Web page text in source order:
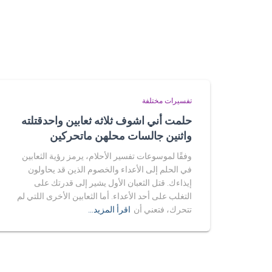
تفسيرات مختلفة
حلمت أني اشوف ثلاثه ثعابين واحدقتلته
واثنين جالسات محلهن ماتحركين
وفقًا لموسوعات تفسير الأحلام، يرمز رؤية الثعابين
في الحلم إلى الأعداء والخصوم الذين قد يحاولون
إيذاءك. قتل الثعبان الأول يشير إلى قدرتك على
التغلب على أحد الأعداء. أما الثعابين الأخرى اللتي لم
تتحرك، فتعني أن اقرأ المزيد…